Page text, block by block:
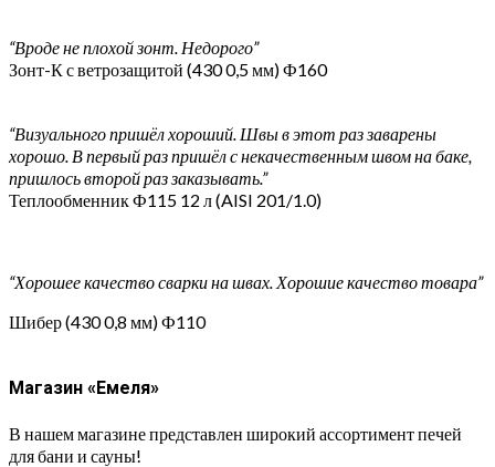
“Вроде не плохой зонт. Недорого”
Зонт-К с ветрозащитой (430 0,5 мм) Ф160
“Визуального пришёл хороший. Швы в этот раз заварены
хорошо. В первый раз пришёл с некачественным швом на баке,
пришлось второй раз заказывать.”
Теплообменник Ф115 12 л (AISI 201/1.0)
“Хорошее качество сварки на швах. Хорошие качество товара”
Шибер (430 0,8 мм) Ф110
Магазин «Емеля»
В нашем магазине представлен широкий ассортимент печей
для бани и сауны!